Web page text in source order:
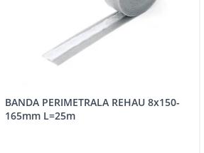
BANDA PERIMETRALA REHAU 8x150-
165mm L=25m